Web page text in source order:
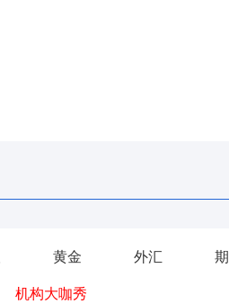
黄金 外汇
机构大咖秀